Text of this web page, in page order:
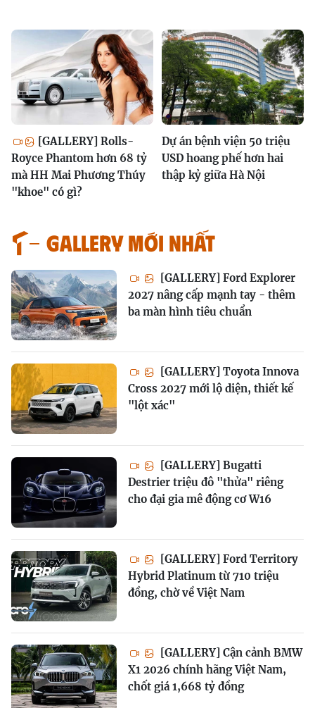
[GALLERY] Rolls-
Royce Phantom hơn 68 tỷ
mà HH Mai Phương Thúy
"khoe" có gì?
Dự án bệnh viện 50 triệu
USD hoang phế hơn hai
thập kỷ giữa Hà Nội
GALLERY MỚI NHẤT
[GALLERY] Ford Explorer
2027 nâng cấp mạnh tay - thêm
ba màn hình tiêu chuẩn
[GALLERY] Toyota Innova
Cross 2027 mới lộ diện, thiết kế
"lột xác"
[GALLERY] Bugatti
Destrier triệu đô "thửa" riêng
cho đại gia mê động cơ W16
[GALLERY] Ford Territory
Hybrid Platinum từ 710 triệu
đồng, chờ về Việt Nam
[GALLERY] Cận cảnh BMW
X1 2026 chính hãng Việt Nam,
chốt giá 1,668 tỷ đồng